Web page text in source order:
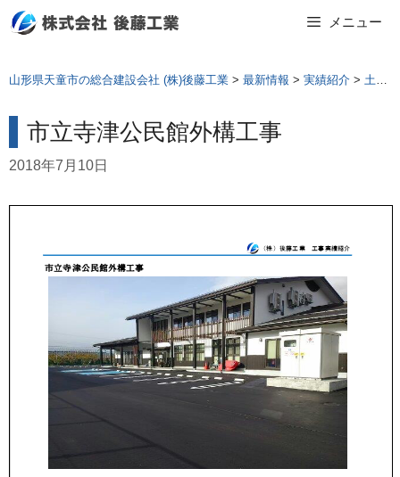
Skip
メニュー
山形県天童市の総合建設会社 (株)後藤工業 > 最新情報 > 実績紹介 > 土木工事
市立寺津公民館外構工事
2018年7月10日